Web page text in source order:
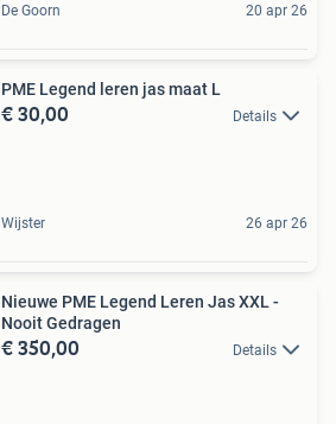
De Goorn 20 apr 26
PME Legend leren jas maat L
€ 30,00 Details
Wijster 26 apr 26
Nieuwe PME Legend Leren Jas XXL -
Nooit Gedragen
€ 350,00 Details